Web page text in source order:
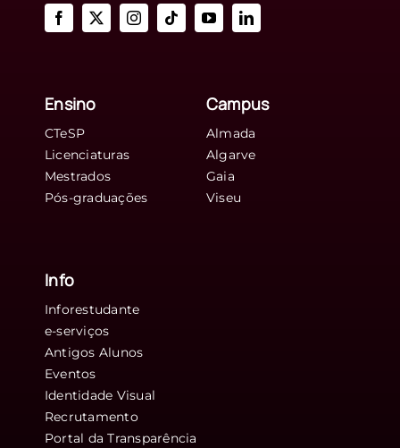
Ensino
CTeSP
Licenciaturas
Mestrados
Pós-graduações
Campus
Almada
Algarve
Gaia
Viseu
Info
Inforestudante
e-serviços
Antigos Alunos
Eventos
Identidade Visual
Recrutamento
Portal da Transparência